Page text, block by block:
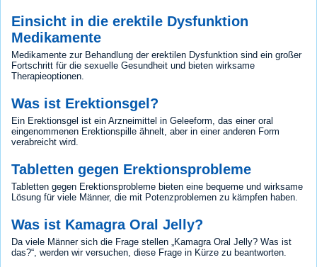
Einsicht in die erektile Dysfunktion
Medikamente
Medikamente zur Behandlung der erektilen Dysfunktion sind ein großer
Fortschritt für die sexuelle Gesundheit und bieten wirksame
Therapieoptionen.
Was ist Erektionsgel?
Ein Erektionsgel ist ein Arzneimittel in Geleeform, das einer oral
eingenommenen Erektionspille ähnelt, aber in einer anderen Form
verabreicht wird.
Tabletten gegen Erektionsprobleme
Tabletten gegen Erektionsprobleme bieten eine bequeme und wirksame
Lösung für viele Männer, die mit Potenzproblemen zu kämpfen haben.
Was ist Kamagra Oral Jelly?
Da viele Männer sich die Frage stellen „Kamagra Oral Jelly? Was ist
das?“, werden wir versuchen, diese Frage in Kürze zu beantworten.